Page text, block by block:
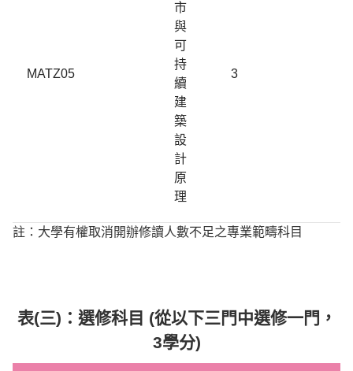
MATZ05
市
與
可
持
續
建
築
設
計
原
理
3
註：大學有權取消開辦修讀人數不足之專業範疇科目
表(三) ： 選修科目 (從以下三門中選修一門，
3學分)